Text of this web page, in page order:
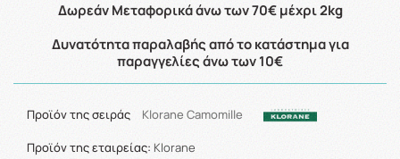
Δωρεάν Μεταφορικά άνω των 70€ μέχρι 2kg
Δυνατότητα παραλαβής από το κατάστημα για
παραγγελίες άνω των 10€
Προϊόν της σειράς Klorane Camomille
Προϊόν της εταιρείας: Klorane